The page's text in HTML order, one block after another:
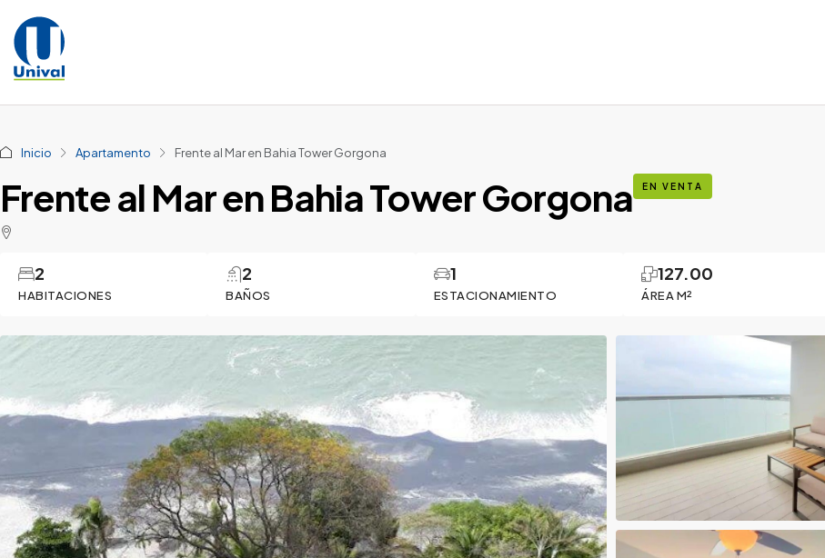
Inicio Apartamento Frente al Mar en Bahia Tower Gorgona
Frente al Mar en Bahia Tower Gorgona EN VENTA
HABITACIONES
2
BAÑOS
2
ESTACIONAMIENTO
1
ÁREA M²
127.00